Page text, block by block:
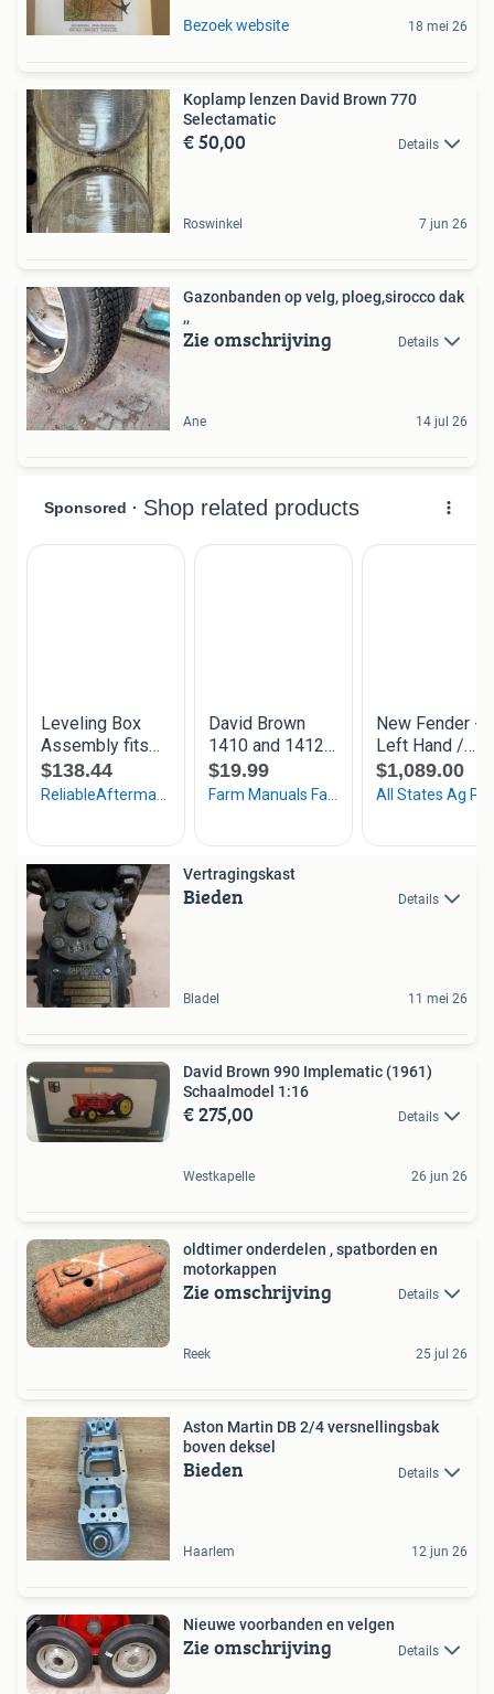
Bezoek website 18 mei 26
Koplamp lenzen David Brown 770
Selectamatic
€ 50,00 Details
Roswinkel 7 jun 26
Gazonbanden op velg, ploeg,sirocco dak
,,
Zie omschrijving Details
Ane 14 jul 26
Vertragingskast
Bieden Details
Bladel 11 mei 26
David Brown 990 Implematic (1961)
Schaalmodel 1:16
€ 275,00 Details
Westkapelle 26 jun 26
oldtimer onderdelen , spatborden en
motorkappen
Zie omschrijving Details
Reek 25 jul 26
Aston Martin DB 2/4 versnellingsbak
boven deksel
Bieden Details
Haarlem 12 jun 26
Nieuwe voorbanden en velgen
Zie omschrijving Details